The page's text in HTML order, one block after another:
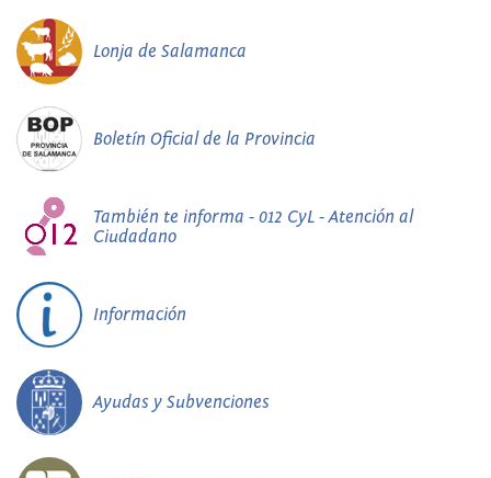
Lonja de Salamanca
Boletín Oficial de la Provincia
También te informa - 012 CyL - Atención al
Ciudadano
Información
Ayudas y Subvenciones